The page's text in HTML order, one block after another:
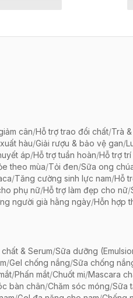
cân/Hỗ trợ trao đổi chất/Trà
hàu/Giải rượu & bảo vệ gan/
áp/Hỗ trợ tuần hoàn/Hỗ trợ
theo mùa/Tỏi đen/Sữa ong
/Tăng cường sinh lực nam/Hỗ
phụ nữ/Hỗ trợ làm đẹp cho nữ/
người già hằng ngày/Hỗn hợp
& Serum/Sữa dưỡng
/Gel chống nắng/Sữa chống
/Phấn mắt/Chuốt mi/Mascara
bàn chân/Chăm sóc móng/Sữa